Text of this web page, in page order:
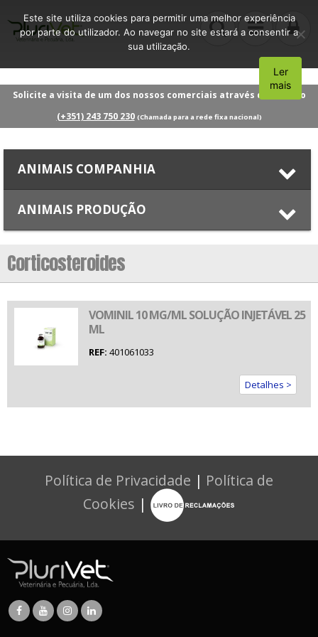
Solicite a visita de um dos nossos comerciais através do número
(+351) 243 750 230 (Chamada para a rede fixa nacional)
ANIMAIS COMPANHIA
ANIMAIS PRODUÇÃO
Corticosteroides
VOMINIL 10 MG/ML SOLUÇÃO INJETÁVEL 25
ML
REF: 401061033
Detalhes >
Política de Privacidade | Política de
Cookies |
Este site utiliza cookies para permitir uma melhor experiência
por parte do utilizador. Ao navegar no site estará a consentir a
sua utilização.
Aceito
Ler
mais